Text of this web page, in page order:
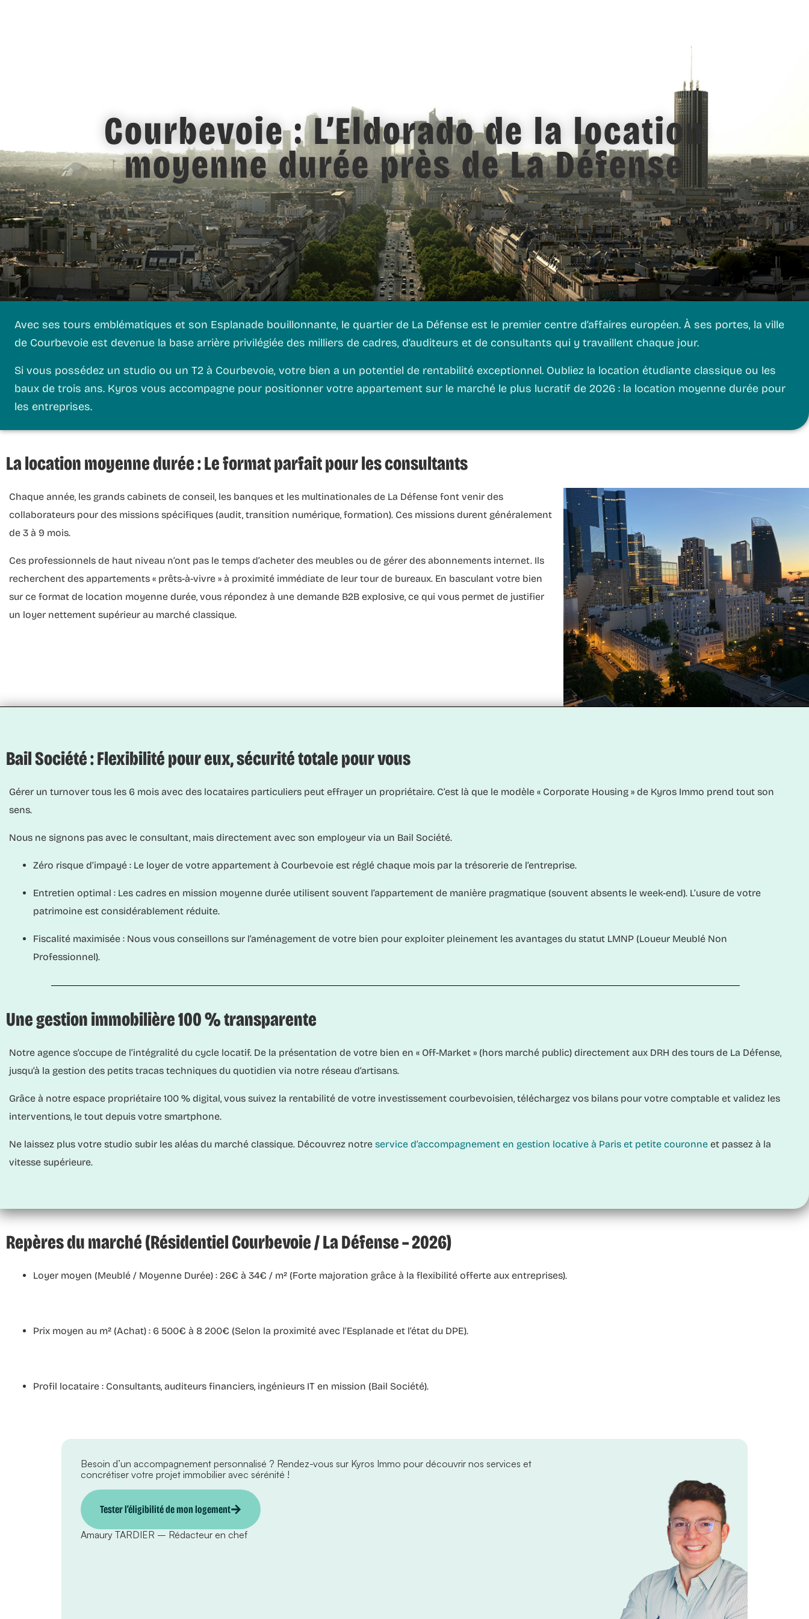
Courbevoie : L’Eldorado de la location
moyenne durée près de La Défense
Avec ses tours emblématiques et son Esplanade bouillonnante, le quartier de La Défense est le premier centre d’affaires européen. À ses portes, la ville
de Courbevoie est devenue la base arrière privilégiée des milliers de cadres, d’auditeurs et de consultants qui y travaillent chaque jour.
Si vous possédez un studio ou un T2 à Courbevoie, votre bien a un potentiel de rentabilité exceptionnel. Oubliez la location étudiante classique ou les
baux de trois ans. Kyros vous accompagne pour positionner votre appartement sur le marché le plus lucratif de 2026 : la location moyenne durée pour
les entreprises.
La location moyenne durée : Le format parfait pour les consultants
Chaque année, les grands cabinets de conseil, les banques et les multinationales de La Défense font venir des
collaborateurs pour des missions spécifiques (audit, transition numérique, formation). Ces missions durent généralement
de 3 à 9 mois.
Ces professionnels de haut niveau n’ont pas le temps d’acheter des meubles ou de gérer des abonnements internet. Ils
recherchent des appartements « prêts-à-vivre » à proximité immédiate de leur tour de bureaux. En basculant votre bien
sur ce format de location moyenne durée, vous répondez à une demande B2B explosive, ce qui vous permet de justifier
un loyer nettement supérieur au marché classique.
Bail Société : Flexibilité pour eux, sécurité totale pour vous
Gérer un turnover tous les 6 mois avec des locataires particuliers peut effrayer un propriétaire. C’est là que le modèle « Corporate Housing » de Kyros Immo prend tout son
sens.
Nous ne signons pas avec le consultant, mais directement avec son employeur via un Bail Société.
Zéro risque d’impayé : Le loyer de votre appartement à Courbevoie est réglé chaque mois par la trésorerie de l’entreprise.
Entretien optimal : Les cadres en mission moyenne durée utilisent souvent l’appartement de manière pragmatique (souvent absents le week-end). L’usure de votre
patrimoine est considérablement réduite.
Fiscalité maximisée : Nous vous conseillons sur l’aménagement de votre bien pour exploiter pleinement les avantages du statut LMNP (Loueur Meublé Non
Professionnel).
Une gestion immobilière 100 % transparente
Notre agence s’occupe de l’intégralité du cycle locatif. De la présentation de votre bien en « Off-Market » (hors marché public) directement aux DRH des tours de La Défense,
jusqu’à la gestion des petits tracas techniques du quotidien via notre réseau d’artisans.
Grâce à notre espace propriétaire 100 % digital, vous suivez la rentabilité de votre investissement courbevoisien, téléchargez vos bilans pour votre comptable et validez les
interventions, le tout depuis votre smartphone.
Ne laissez plus votre studio subir les aléas du marché classique. Découvrez notre service d’accompagnement en gestion locative à Paris et petite couronne et passez à la
vitesse supérieure.
Repères du marché (Résidentiel Courbevoie / La Défense – 2026)
Loyer moyen (Meublé / Moyenne Durée) : 26€ à 34€ / m² (Forte majoration grâce à la flexibilité offerte aux entreprises).
Prix moyen au m² (Achat) : 6 500€ à 8 200€ (Selon la proximité avec l’Esplanade et l’état du DPE).
Profil locataire : Consultants, auditeurs financiers, ingénieurs IT en mission (Bail Société).
Besoin d’un accompagnement personnalisé ? Rendez-vous sur Kyros Immo pour découvrir nos services et
concrétiser votre projet immobilier avec sérénité !
Tester l’éligibilité de mon logement
Amaury TARDIER – Rédacteur en chef